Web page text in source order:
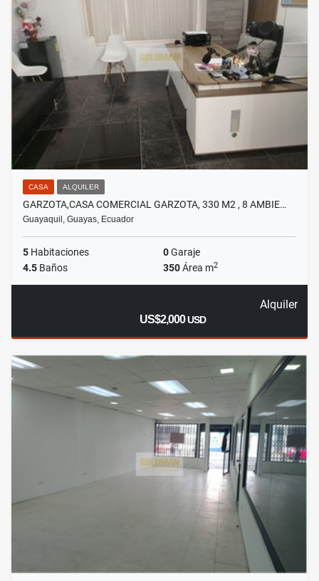
CASA ALQUILER
GARZOTA,CASA COMERCIAL GARZOTA, 330 M2 , 8 AMBIE…
Guayaquil, Guayas, Ecuador
5 Habitaciones 0Garaje
4.5 Baños 350Área m2
Alquiler
US$2,000USD